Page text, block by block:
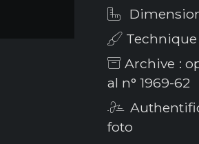
Technique
Archive :
al n° 1969-62
foto